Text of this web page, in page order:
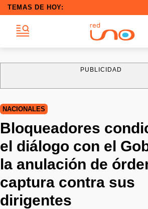
TEMAS DE HOY:
PUBLICIDAD
NACIONALES
Bloqueadores
el diálogo con el
la anulación de
captura contra sus
dirigentes